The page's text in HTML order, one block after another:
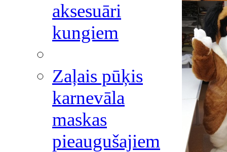
aksesuāri
kungiem
Zaļais pūķis
karnevāla
maskas
pieaugušajiem